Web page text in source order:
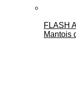
FLASH
Mantois